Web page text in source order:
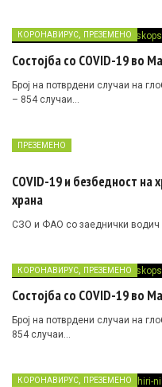
КОРОНАВИРУС ПРЕЗЕМЕНО
Состојба со COVID-19 во
Број на потврдени случаи на
– 854 случаи…
ПРЕЗЕМЕНО
COVID-19 и безбедност на
храна
СЗО и ФАО со заеднички водич
КОРОНАВИРУС ПРЕЗЕМЕНО
Состојба со COVID-19 во
Број на потврдени случаи на
854 случаи…
КОРОНАВИРУС, ПРЕЗЕМЕНО